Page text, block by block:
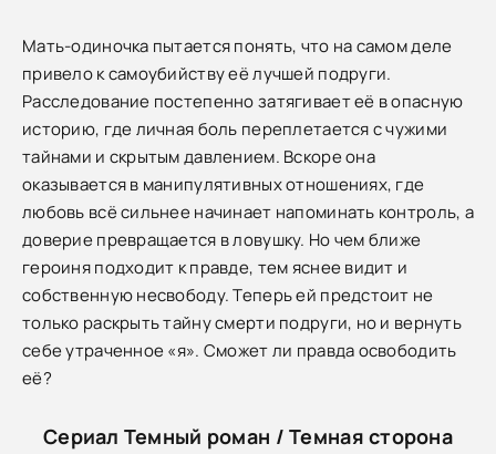
Мать-одиночка пытается понять, что на самом деле
привело к самоубийству её лучшей подруги.
Расследование постепенно затягивает её в опасную
историю, где личная боль переплетается с чужими
тайнами и скрытым давлением. Вскоре она
оказывается в манипулятивных отношениях, где
любовь всё сильнее начинает напоминать контроль, а
доверие превращается в ловушку. Но чем ближе
героиня подходит к правде, тем яснее видит и
собственную несвободу. Теперь ей предстоит не
только раскрыть тайну смерти подруги, но и вернуть
себе утраченное «я». Сможет ли правда освободить
её?
Сериал Темный роман / Темная сторона